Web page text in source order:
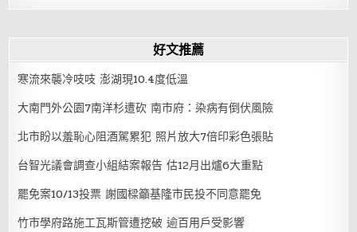
好文推薦
寒流來襲冷吱吱 澎湖現10.4度低溫
大南門外公園7南洋杉遭砍 南市府：染病有倒伏風險
北市盼以羞恥心阻酒駕累犯 照片放大7倍印彩色張貼
台智光議會調查小組結案報告 估12月出爐6大重點
罷免案10/13投票 謝國樑籲基隆市民投不同意罷免
竹市學府路施工瓦斯管遭挖破 逾百用戶受影響